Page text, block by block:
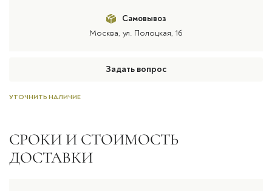
Самовывоз
Москва, ул. Полоцкая, 16
УТОЧНИТЬ НАЛИЧИЕ
Задать вопрос
СРОКИ И СТОИМОСТЬ
ДОСТАВКИ